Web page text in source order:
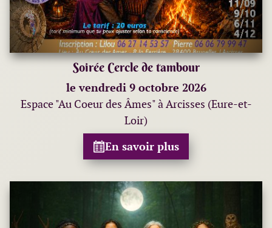
Soirée Cercle de tambour
le vendredi 9 octobre 2026
Espace "Au Coeur des Âmes" à Arcisses (Eure-et-
Loir)
En savoir plus